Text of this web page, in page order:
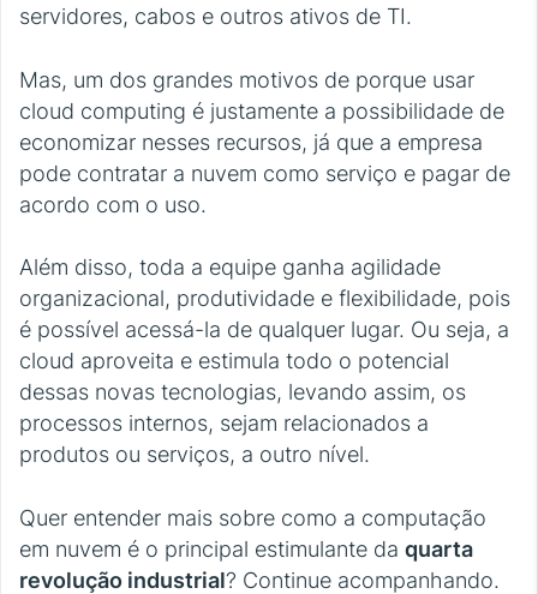
servidores, cabos e outros ativos de TI.
Mas, um dos grandes motivos de porque usar
cloud computing é justamente a possibilidade de
economizar nesses recursos, já que a empresa
pode contratar a nuvem como serviço e pagar de
acordo com o uso.
Além disso, toda a equipe ganha agilidade
organizacional, produtividade e flexibilidade, pois
é possível acessá-la de qualquer lugar. Ou seja, a
cloud aproveita e estimula todo o potencial
dessas novas tecnologias, levando assim, os
processos internos, sejam relacionados a
produtos ou serviços, a outro nível.
Quer entender mais sobre como a computação
em nuvem é o principal estimulante da quarta
revolução industrial? Continue acompanhando.